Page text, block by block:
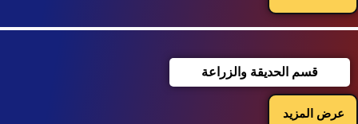
قسم الحديقة والزراعة
عرض المزيد